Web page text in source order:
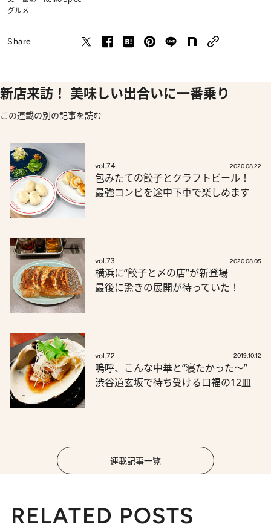
グルメ
Share
新店来訪！ 美味しい出合いに一番乗り
この連載の別の記事を読む
vol.74 2020.08.22
包みたての餃子とクラフトビール！
最強コンビを途中下車で楽しめます
vol.73 2020.08.05
横浜に“餃子と〆の店”が新登場
最後に驚きの展開が待っていた！
vol.72 2019.10.12
嗚呼、こんな中華と“寝たかった～”
渋谷道玄坂で待ち受ける口福の12皿
連載記事一覧
RELATED POSTS